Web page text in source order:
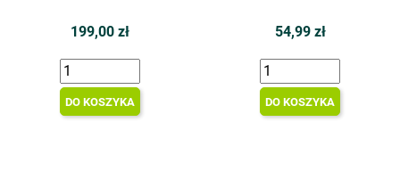
199,00 zł
DO KOSZYKA
54,99 zł
DO KOSZYKA